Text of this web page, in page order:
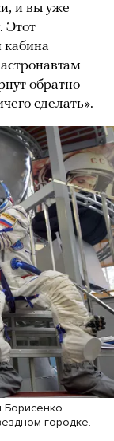
и вы уже
Этот
кабина
обратно
сделать».
городке.